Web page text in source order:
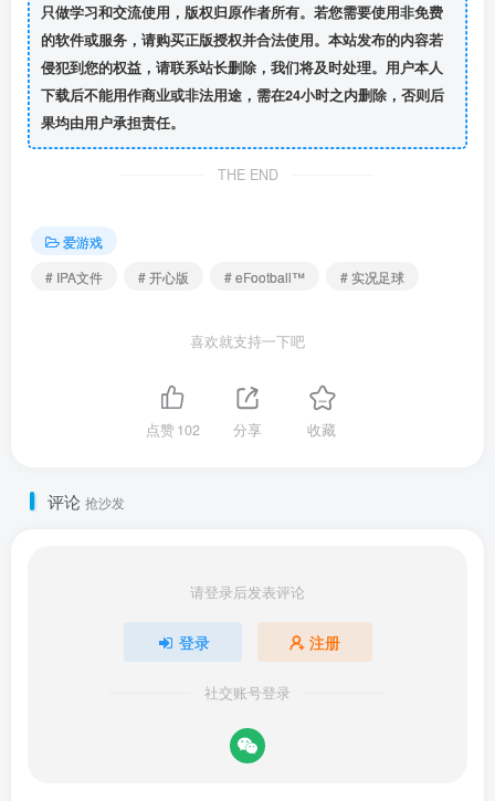
只做学习和交流使用，版权归原作者所有。若您需要使用非免费
的软件或服务，请购买正版授权并合法使用。本站发布的内容若
侵犯到您的权益，请联系站长删除，我们将及时处理。用户本人
下载后不能用作商业或非法用途，需在24小时之内删除，否则后
果均由用户承担责任。
THE END
爱游戏
# IPA文件
# 开心版 # eFootball™ # 实况足球
喜欢就支持一下吧
点赞102 分享 收藏
评论 抢沙发
请登录后发表评论
登录 注册
社交账号登录